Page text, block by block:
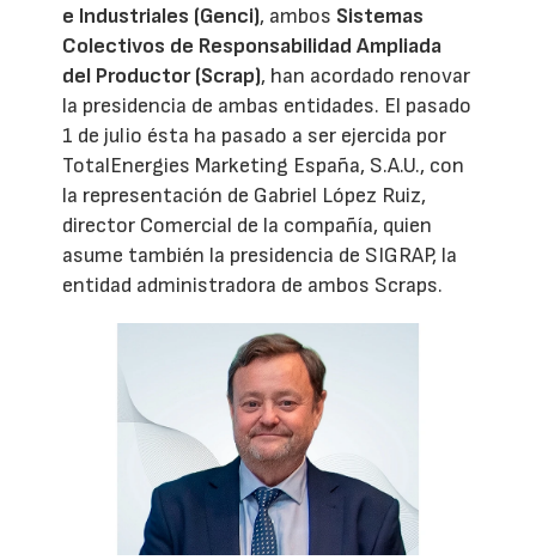
e Industriales (Genci), ambos Sistemas
Colectivos de Responsabilidad Ampliada
del Productor (Scrap), han acordado renovar
la presidencia de ambas entidades. El pasado
1 de julio ésta ha pasado a ser ejercida por
TotalEnergies Marketing España, S.A.U., con
la representación de Gabriel López Ruiz,
director Comercial de la compañía, quien
asume también la presidencia de SIGRAP, la
entidad administradora de ambos Scraps.